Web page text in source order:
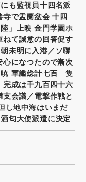
も監視員十四名派
で盂蘭盆会 十四
」上映 金門学園ホ
ねて誠意の回答促す
未明に入港／ソ聯
になつたので漸次
軍艦総計七百一隻
完成は千九百四十六
会議／電撃作戦と
し地中海はいまだ
匂大使派遣に決定